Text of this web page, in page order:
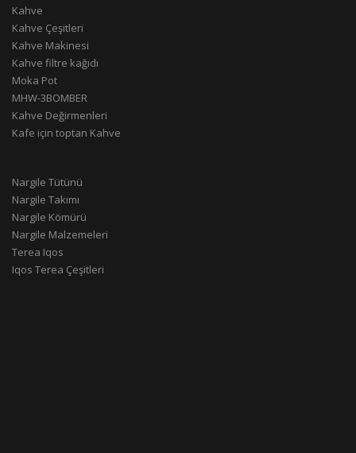
Kahve
Kahve Çeşitleri
Kahve Makinesi
Kahve filtre kağıdı
Moka Pot
MHW-3BOMBER
Kahve Değirmenleri
Kafe için toptan Kahve
Nargile Tütünü
Nargile Takımı
Nargile Kömürü
Nargile Malzemeleri
Terea Iqos
Iqos Terea Çeşitleri